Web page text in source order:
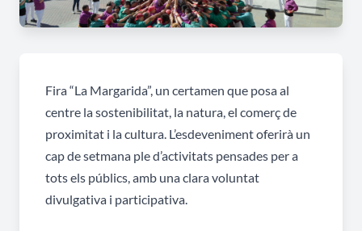
Fira “La Margarida”, un certamen que posa al
centre la sostenibilitat, la natura, el comerç de
proximitat i la cultura. L’esdeveniment oferirà un
cap de setmana ple d’activitats pensades per a
tots els públics, amb una clara voluntat
divulgativa i participativa.